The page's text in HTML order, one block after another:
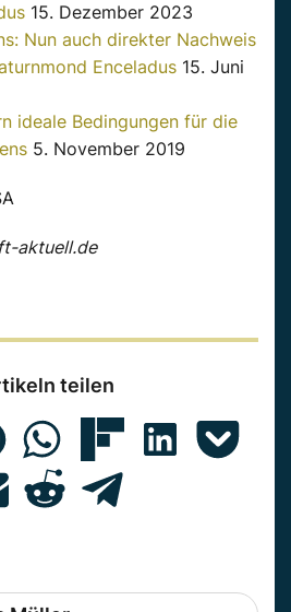
15. Dezember 2023
Nun auch direkter Nachweis
Enceladus 15. Juni
ideale Bedingungen für die
5. November 2019
aktuell.de
teilen